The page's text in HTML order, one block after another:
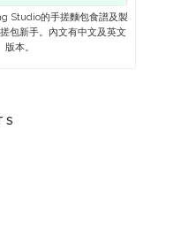
Studio的手搓麵包食譜及製
包新手。內文有中文及英文
版本。